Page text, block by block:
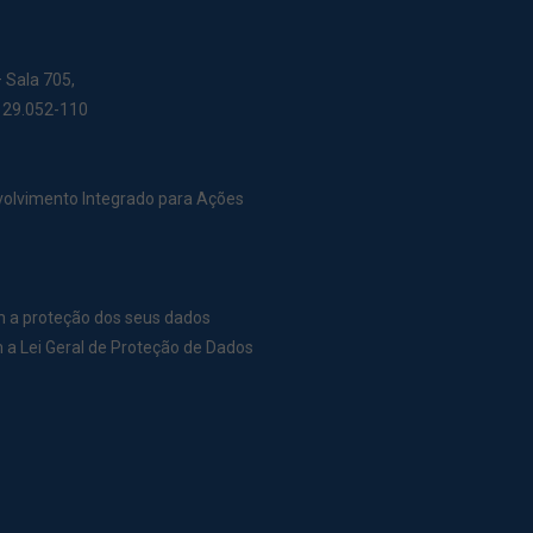
Sala 705,
110
Integrado para Ações
a proteção dos seus dados
Lei Geral de Proteção de Dados